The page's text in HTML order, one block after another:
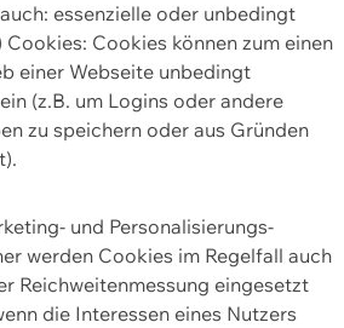
essenzielle oder unbedingt
Cookies können zum einen
einer Webseite unbedingt
(z.B. um Logins oder andere
zu speichern oder aus Gründen
und Personalisierungs-
werden Cookies im Regelfall auch
Reichweitenmessung eingesetzt
die Interessen eines Nutzers